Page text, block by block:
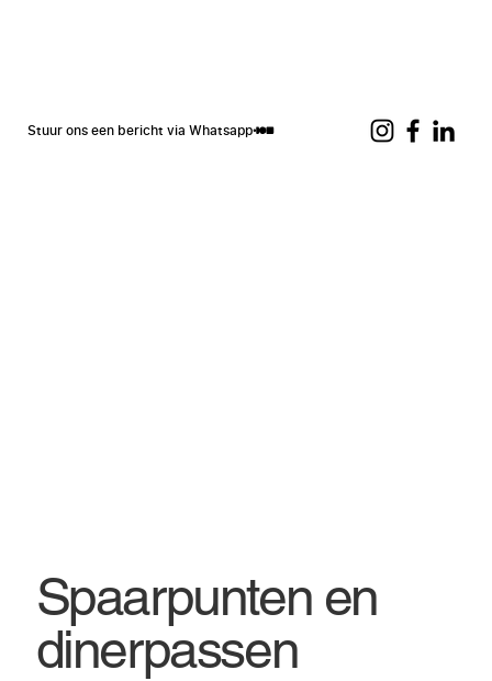
Stuur ons een bericht via Whatsapp
Spaarpunten en
dinerpassen